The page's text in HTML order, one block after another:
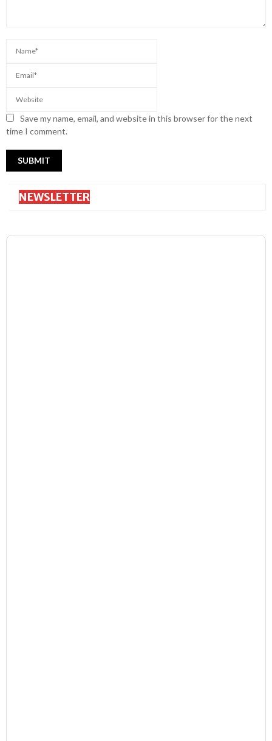
Save my name, email, and website in this browser for the next
time I comment.
NEWSLETTER